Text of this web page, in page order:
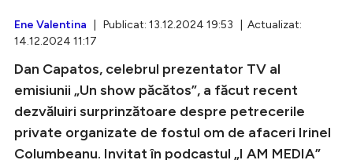
Ene Valentina | Publicat: 13.12.2024 19:53 | Actualizat:
14.12.2024 11:17
Dan Capatos, celebrul prezentator TV al
emisiunii „Un show păcătos”, a făcut recent
dezvăluiri surprinzătoare despre petrecerile
private organizate de fostul om de afaceri Irinel
Columbeanu. Invitat în podcastul „I AM MEDIA”